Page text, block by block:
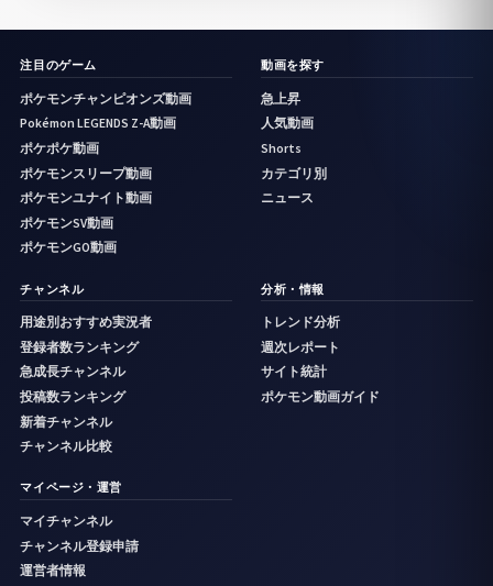
注目のゲーム
ポケモンチャンピオンズ動画
Pokémon LEGENDS Z-A動画
ポケポケ動画
ポケモンスリープ動画
ポケモンユナイト動画
ポケモンSV動画
ポケモンGO動画
動画を探す
急上昇
人気動画
Shorts
カテゴリ別
ニュース
チャンネル
用途別おすすめ実況者
登録者数ランキング
急成長チャンネル
投稿数ランキング
新着チャンネル
チャンネル比較
分析・情報
トレンド分析
週次レポート
サイト統計
ポケモン動画ガイド
マイページ・運営
マイチャンネル
チャンネル登録申請
運営者情報